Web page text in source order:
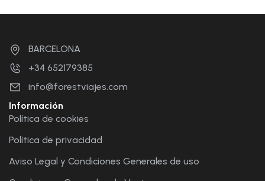
BARCELONA
+34 652179385
info@forestviajes.com
Información
Política de cookies
Política de privacidad
Aviso Legal y Condiciones Generales de uso